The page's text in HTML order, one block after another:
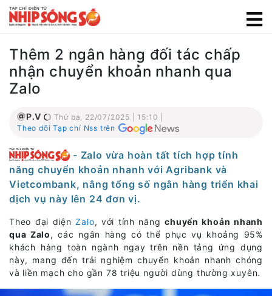
Thêm 2 ngân hàng đối tác chấp
nhận chuyển khoản nhanh qua
Zalo
P.V
Thứ ba, 22/07/2025 | 15:10 |
Theo dõi Tạp chí Nss trên
- Zalo vừa hoàn tất tích hợp tính
năng chuyển khoản nhanh với Agribank và
Vietcombank, nâng tổng số ngân hàng triển khai
dịch vụ này lên 24 đơn vị.
Theo đại diệnZalo, với tính năngchuyển khoản nhanh
qua Zalo, các ngân hàng có thể phục vụ khoảng 95%
khách hàng toàn ngành ngay trên nền tảng ứng dụng
này, mang đến trải nghiệm chuyển khoản nhanh chóng
và liền mạch cho gần 78 triệu người dùng thường xuyên.